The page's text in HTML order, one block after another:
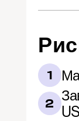
1
2